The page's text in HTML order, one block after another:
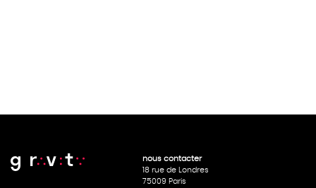
nous contacter
18 rue de Londres
75009 Paris